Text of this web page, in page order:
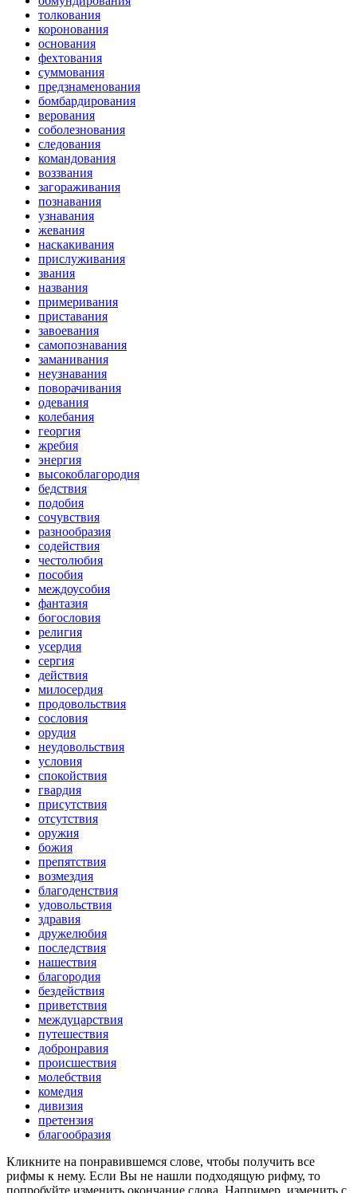
толкования
коронования
основания
фехтования
суммования
предзнаменования
бомбардирования
верования
соболезнования
следования
командования
воззвания
загораживания
познавания
узнавания
жевания
наскакивания
прислуживания
звания
названия
примеривания
приставания
завоевания
самопознавания
заманивания
неузнавания
поворачивания
одевания
колебания
георгия
жребия
энергия
высокоблагородия
бедствия
подобия
сочувствия
разнообразия
содействия
честолюбия
пособия
междоусобия
фантазия
богословия
религия
усердия
сергия
действия
милосердия
продовольствия
сословия
орудия
неудовольствия
условия
спокойствия
гвардия
присутствия
отсутствия
оружия
божия
препятствия
возмездия
благоденствия
удовольствия
здравия
дружелюбия
последствия
нашествия
благородия
бездействия
приветствия
междуцарствия
путешествия
добронравия
происшествия
молебствия
комедия
дивизия
претензия
благообразия
Кликните на понравившемся слове, чтобы получить все
рифмы к нему. Если Вы не нашли подходящую рифму, то
попробуйте изменить окончание слова. Например, изменить с